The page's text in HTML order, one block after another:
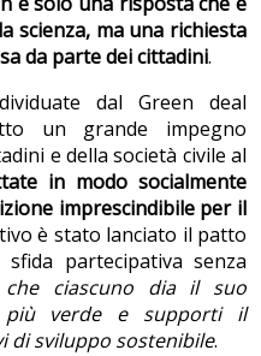
scienza, ma una richiesta
da parte dei cittadini.
dal Green deal
un grande impegno
e della società civile al
in modo socialmente
imprescindibile per il
è stato lanciato il patto
partecipativa senza
che ciascuno dia il suo
più verde e supporti il
di sviluppo sostenibile.